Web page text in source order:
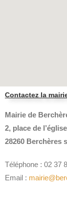
Contactez la
Mairie de
2, place de l’église
28260 Berchères
Téléphone : 02 37
Email :